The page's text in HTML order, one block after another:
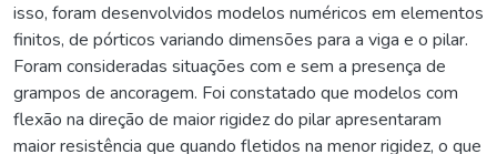
isso, foram desenvolvidos modelos numéricos em elementos
finitos, de pórticos variando dimensões para a viga e o pilar.
Foram consideradas situações com e sem a presença de
grampos de ancoragem. Foi constatado que modelos com
flexão na direção de maior rigidez do pilar apresentaram
maior resistência que quando fletidos na menor rigidez, o que